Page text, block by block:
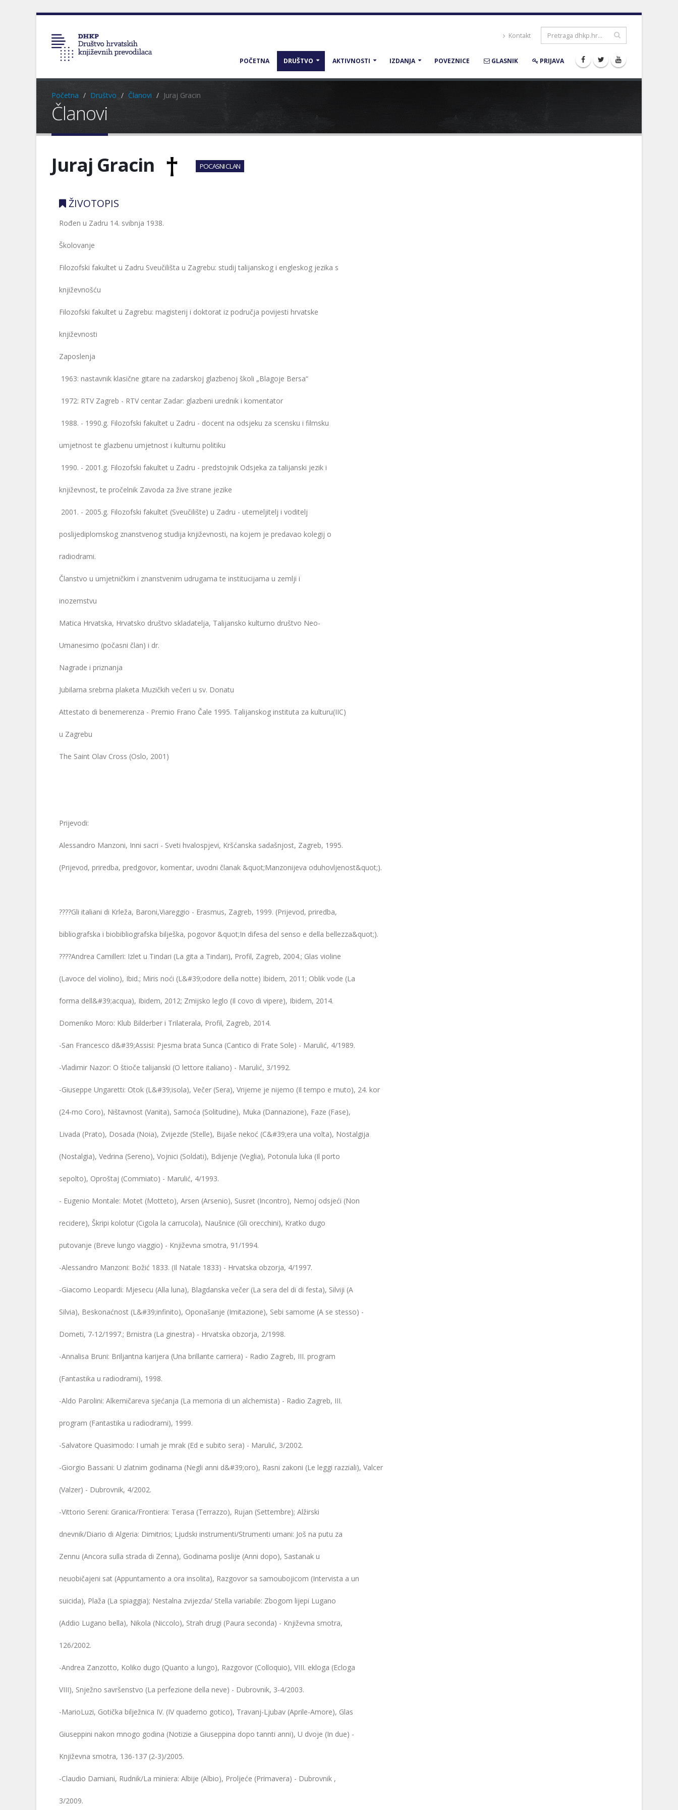
Kontakt
POČETNA DRUŠTVO AKTIVNOSTI IZDANJA POVEZNICE GLASNIK PRIJAVA
Početna Društvo Članovi Juraj Gracin
Članovi
Juraj Gracin POCASNI CLAN
ŽIVOTOPIS
Rođen u Zadru 14. svibnja 1938.
Školovanje
Filozofski fakultet u Zadru Sveučilišta u Zagrebu: studij talijanskog i engleskog jezika s
književnošću
Filozofski fakultet u Zagrebu: magisterij i doktorat iz područja povijesti hrvatske
književnosti
Zaposlenja
1963: nastavnik klasične gitare na zadarskoj glazbenoj školi „Blagoje Bersa“
1972: RTV Zagreb - RTV centar Zadar: glazbeni urednik i komentator
1988. - 1990.g. Filozofski fakultet u Zadru - docent na odsjeku za scensku i filmsku
umjetnost te glazbenu umjetnost i kulturnu politiku
1990. - 2001.g. Filozofski fakultet u Zadru - predstojnik Odsjeka za talijanski jezik i
književnost, te pročelnik Zavoda za žive strane jezike
2001. - 2005.g. Filozofski fakultet (Sveučilište) u Zadru - utemeljitelj i voditelj
poslijediplomskog znanstvenog studija književnosti, na kojem je predavao kolegij o
radiodrami.
Članstvo u umjetničkim i znanstvenim udrugama te institucijama u zemlji i
inozemstvu
Matica Hrvatska, Hrvatsko društvo skladatelja, Talijansko kulturno društvo Neo-
Umanesimo (počasni član) i dr.
Nagrade i priznanja
Jubilarna srebrna plaketa Muzičkih večeri u sv. Donatu
Attestato di benemerenza - Premio Frano Čale 1995. Talijanskog instituta za kulturu(IIC)
u Zagrebu
The Saint Olav Cross (Oslo, 2001)
Prijevodi:
Alessandro Manzoni, Inni sacri - Sveti hvalospjevi, Kršćanska sadašnjost, Zagreb, 1995.
(Prijevod, priredba, predgovor, komentar, uvodni članak &quot;Manzonijeva oduhovljenost&quot;).
????Gli italiani di Krleža, Baroni,Viareggio - Erasmus, Zagreb, 1999. (Prijevod, priredba,
bibliografska i biobibliografska bilješka, pogovor &quot;In difesa del senso e della bellezza&quot;).
????Andrea Camilleri: Izlet u Tindari (La gita a Tindari), Profil, Zagreb, 2004.; Glas violine
(Lavoce del violino), Ibid.; Miris noći (L&#39;odore della notte) Ibidem, 2011; Oblik vode (La
forma dell&#39;acqua), Ibidem, 2012; Zmijsko leglo (Il covo di vipere), Ibidem, 2014.
Domeniko Moro: Klub Bilderber i Trilaterala, Profil, Zagreb, 2014.
-San Francesco d&#39;Assisi: Pjesma brata Sunca (Cantico di Frate Sole) - Marulić, 4/1989.
-Vladimir Nazor: O štioče talijanski (O lettore italiano) - Marulić, 3/1992.
-Giuseppe Ungaretti: Otok (L&#39;isola), Večer (Sera), Vrijeme je nijemo (Il tempo e muto), 24. kor
(24-mo Coro), Ništavnost (Vanita), Samoća (Solitudine), Muka (Dannazione), Faze (Fase),
Livada (Prato), Dosada (Noia), Zvijezde (Stelle), Bijaše nekoć (C&#39;era una volta), Nostalgija
(Nostalgia), Vedrina (Sereno), Vojnici (Soldati), Bdijenje (Veglia), Potonula luka (Il porto
sepolto), Oproštaj (Commiato) - Marulić, 4/1993.
- Eugenio Montale: Motet (Motteto), Arsen (Arsenio), Susret (Incontro), Nemoj odsjeći (Non
recidere), Škripi kolotur (Cigola la carrucola), Naušnice (Gli orecchini), Kratko dugo
putovanje (Breve lungo viaggio) - Književna smotra, 91/1994.
-Alessandro Manzoni: Božić 1833. (Il Natale 1833) - Hrvatska obzorja, 4/1997.
-Giacomo Leopardi: Mjesecu (Alla luna), Blagdanska večer (La sera del di di festa), Silviji (A
Silvia), Beskonaćnost (L&#39;infinito), Oponašanje (Imitazione), Sebi samome (A se stesso) -
Dometi, 7-12/1997.; Brnistra (La ginestra) - Hrvatska obzorja, 2/1998.
-Annalisa Bruni: Briljantna karijera (Una brillante carriera) - Radio Zagreb, III. program
(Fantastika u radiodrami), 1998.
-Aldo Parolini: Alkemičareva sjećanja (La memoria di un alchemista) - Radio Zagreb, III.
program (Fantastika u radiodrami), 1999.
-Salvatore Quasimodo: I umah je mrak (Ed e subito sera) - Marulić, 3/2002.
-Giorgio Bassani: U zlatnim godinama (Negli anni d&#39;oro), Rasni zakoni (Le leggi razziali), Valcer
(Valzer) - Dubrovnik, 4/2002.
-Vittorio Sereni: Granica/Frontiera: Terasa (Terrazzo), Rujan (Settembre); Alžirski
dnevnik/Diario di Algeria: Dimitrios; Ljudski instrumenti/Strumenti umani: Još na putu za
Zennu (Ancora sulla strada di Zenna), Godinama poslije (Anni dopo), Sastanak u
neuobičajeni sat (Appuntamento a ora insolita), Razgovor sa samoubojicom (Intervista a un
suicida), Plaža (La spiaggia); Nestalna zvijezda/ Stella variabile: Zbogom lijepi Lugano
(Addio Lugano bella), Nikola (Niccolo), Strah drugi (Paura seconda) - Književna smotra,
126/2002.
-Andrea Zanzotto, Koliko dugo (Quanto a lungo), Razgovor (Colloquio), VIII. ekloga (Ecloga
VIII), Snježno savršenstvo (La perfezione della neve) - Dubrovnik, 3-4/2003.
-MarioLuzi, Gotička bilježnica IV. (IV quaderno gotico), Travanj-Ljubav (Aprile-Amore), Glas
Giuseppini nakon mnogo godina (Notizie a Giuseppina dopo tannti anni), U dvoje (In due) -
Književna smotra, 136-137 (2-3)/2005.
-Claudio Damiani, Rudnik/La miniera: Albije (Albio), Proljeće (Primavera) - Dubrovnik ,
3/2009.